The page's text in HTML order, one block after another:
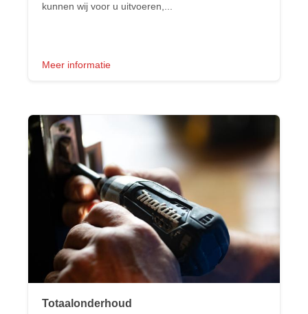
kunnen wij voor u uitvoeren,...
Meer informatie
Totaalonderhoud